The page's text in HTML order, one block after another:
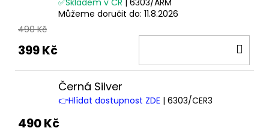
✅Skladem v ČR | 6303/ARM
Můžeme doručit do: 11.8.2026
490 Kč
399 Kč
Černá Silver
👉Hlídat dostupnost ZDE | 6303/CER3
490 Kč